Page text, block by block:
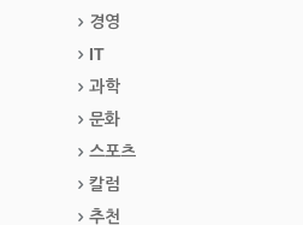
경영
IT
과학
문화
스포츠
칼럼
추천